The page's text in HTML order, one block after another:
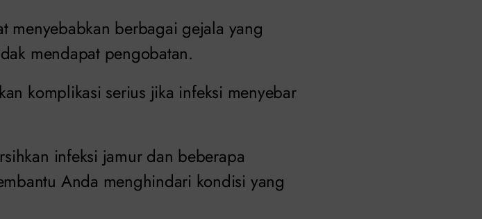
menyebabkan berbagai gejala yang
mendapat pengobatan.
komplikasi serius jika infeksi menyebar
infeksi jamur dan beberapa
Anda menghindari kondisi yang